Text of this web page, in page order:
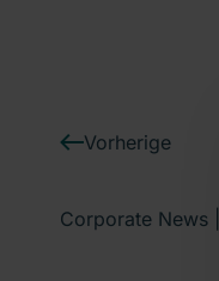
Vorherige
Corporate News |